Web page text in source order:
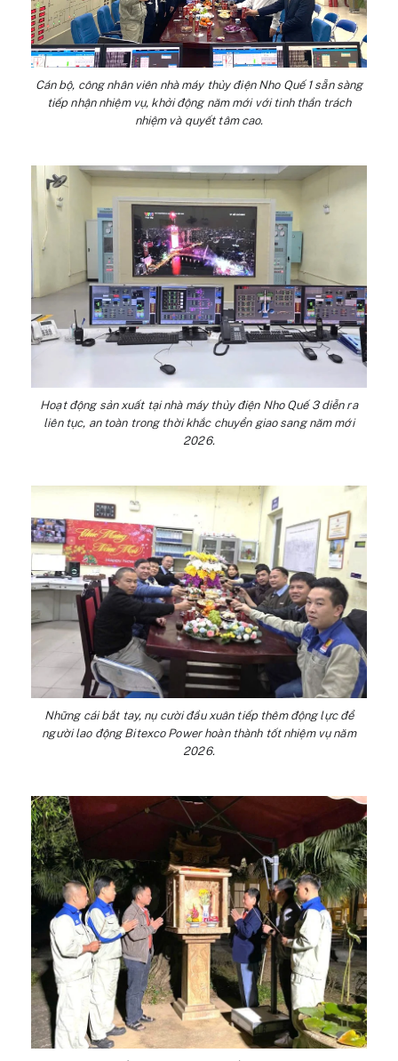
Cán bộ, công nhân viên nhà máy thủy điện Nho Quế 1 sẵn sàng
tiếp nhận nhiệm vụ, khởi động năm mới với tinh thần trách
nhiệm và quyết tâm cao.
Hoạt động sản xuất tại nhà máy thủy điện Nho Quế 3 diễn ra
liên tục, an toàn trong thời khắc chuyển giao sang năm mới
2026.
Những cái bắt tay, nụ cười đầu xuân tiếp thêm động lực để
người lao động Bitexco Power hoàn thành tốt nhiệm vụ năm
2026.